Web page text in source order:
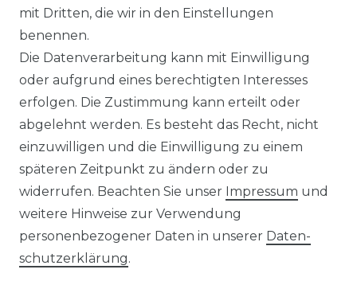
FILTER
Impressum Daten­schutz­erklärung
AGB Barrierefreiheitserklärung
mit Dritten, die wir in den Einstellungen
benennen.
Die Datenverarbeitung kann mit Einwilligung
oder aufgrund eines berechtigten Interesses
erfolgen. Die Zustimmung kann erteilt oder
abgelehnt werden. Es besteht das Recht, nicht
einzuwilligen und die Einwilligung zu einem
späteren Zeitpunkt zu ändern oder zu
widerrufen. Beachten Sie unser Impressum und
weitere Hinweise zur Verwendung
personenbezogener Daten in unserer Daten­
schutz­erklärung.